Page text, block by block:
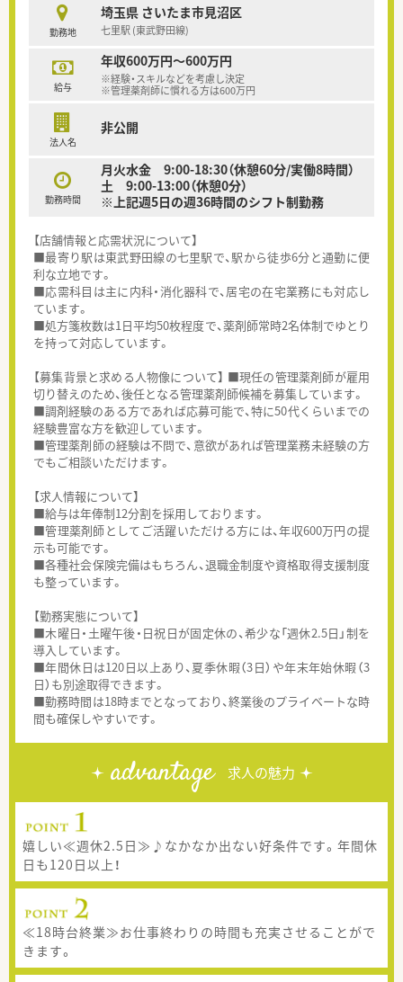
勤務地
埼玉県 さいたま市見沼区
七里駅 (東武野田線)
給与
年収600万円～600万円
※経験・スキルなどを考慮し決定
※管理薬剤師に慣れる方は600万円
法人名
非公開
勤務時間
月火水金 9:00-18:30（休憩60分/実働8時間）
土 9:00-13:00（休憩0分）
※上記週5日の週36時間のシフト制勤務
【店舗情報と応需状況について】
■最寄り駅は東武野田線の七里駅で、駅から徒歩6分と通勤に便
利な立地です。
■応需科目は主に内科・消化器科で、居宅の在宅業務にも対応し
ています。
■処方箋枚数は1日平均50枚程度で、薬剤師常時2名体制でゆとり
を持って対応しています。
【募集背景と求める人物像について】 ■現任の管理薬剤師が雇用
切り替えのため、後任となる管理薬剤師候補を募集しています。
■調剤経験のある方であれば応募可能で、特に50代くらいまでの
経験豊富な方を歓迎しています。
■管理薬剤師の経験は不問で、意欲があれば管理業務未経験の方
でもご相談いただけます。
【求人情報について】
■給与は年俸制12分割を採用しております。
■管理薬剤師としてご活躍いただける方には、年収600万円の提
示も可能です。
■各種社会保険完備はもちろん、退職金制度や資格取得支援制度
も整っています。
【勤務実態について】
■木曜日・土曜午後・日祝日が固定休の、希少な「週休2.5日」制を
導入しています。
■年間休日は120日以上あり、夏季休暇（3日）や年末年始休暇（3
日）も別途取得できます。
■勤務時間は18時までとなっており、終業後のプライベートな時
間も確保しやすいです。
advantage 求人の魅力
嬉しい≪週休2.5日≫♪なかなか出ない好条件です。年間休
日も120日以上！
≪18時台終業≫お仕事終わりの時間も充実させることがで
きます。